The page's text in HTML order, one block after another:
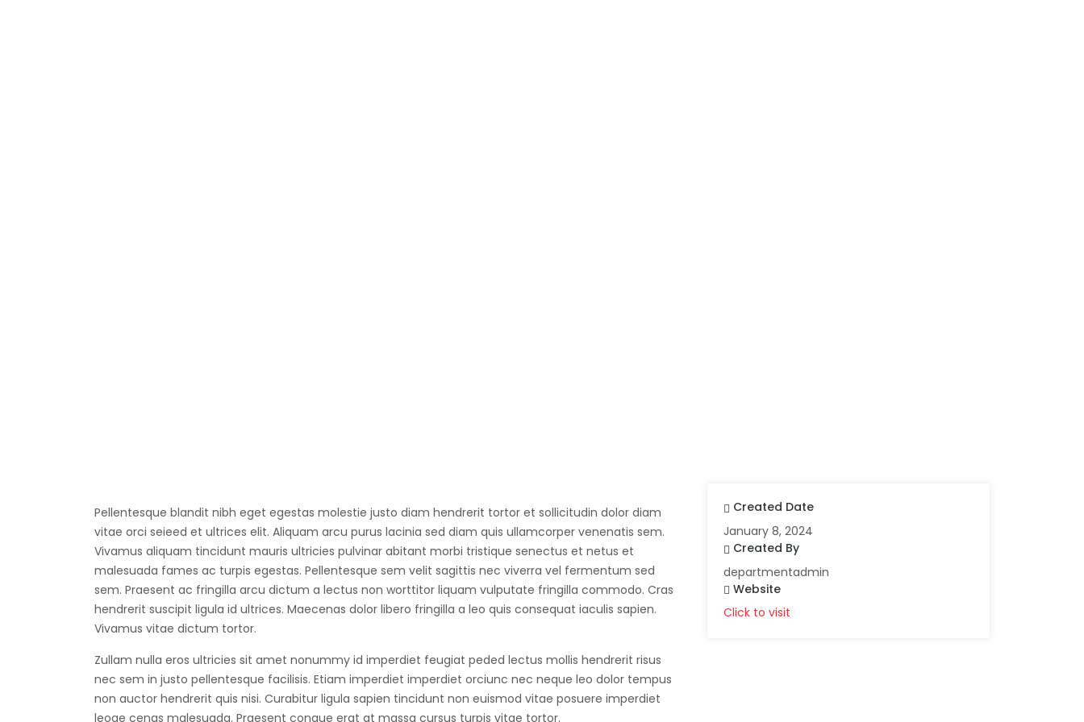
Pellentesque blandit nibh eget egestas molestie justo diam hendrerit tortor et sollicitudin dolor diam
vitae orci seieed et ultrices elit. Aliquam arcu purus lacinia sed diam quis ullamcorper venenatis sem.
Vivamus aliquam tincidunt mauris ultricies pulvinar abitant morbi tristique senectus et netus et
malesuada fames ac turpis egestas. Pellentesque sem velit sagittis nec viverra vel fermentum sed
sem. Praesent ac fringilla arcu dictum a lectus non worttitor liquam vulputate fringilla commodo. Cras
hendrerit suscipit ligula id ultrices. Maecenas dolor libero fringilla a leo quis consequat iaculis sapien.
Vivamus vitae dictum tortor.
Zullam nulla eros ultricies sit amet nonummy id imperdiet feugiat peded lectus mollis hendrerit risus
nec sem in justo pellentesque facilisis. Etiam imperdiet imperdiet orciunc nec neque leo dolor tempus
non auctor hendrerit quis nisi. Curabitur ligula sapien tincidunt non euismod vitae posuere imperdiet
leoae cenas malesuada. Praesent congue erat at massa cursus turpis vitae tortor.
Created Date
January 8, 2024
Created By
departmentadmin
Website
Click to visit